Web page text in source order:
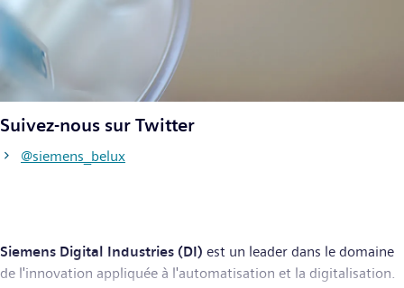
Suivez-nous sur Twitter
@siemens_belux
Siemens Digital Industries (DI) est un leader dans le domaine
de l'innovation appliquée à l'automatisation et la digitalisation.